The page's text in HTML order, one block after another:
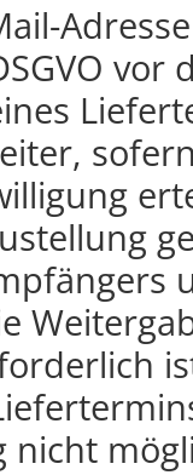
nicht